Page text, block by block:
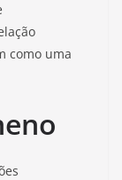
como uma